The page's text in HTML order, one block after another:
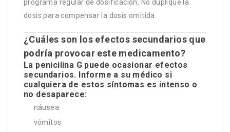
programa regular de dosificación. No duplique la
dosis para compensar la dosis omitida.
¿Cuáles son los efectos secundarios que
podría provocar este medicamento?
La penicilina G puede ocasionar efectos
secundarios. Informe a su médico si
cualquiera de estos síntomas es intenso o
no desaparece:
náusea
vómitos